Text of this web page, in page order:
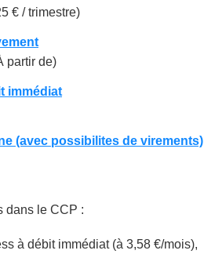
€ / trimestre)
partir de)
immédiat
(avec possibilites de virements)
dans le CCP :
à débit immédiat (à 3,58 €/mois),